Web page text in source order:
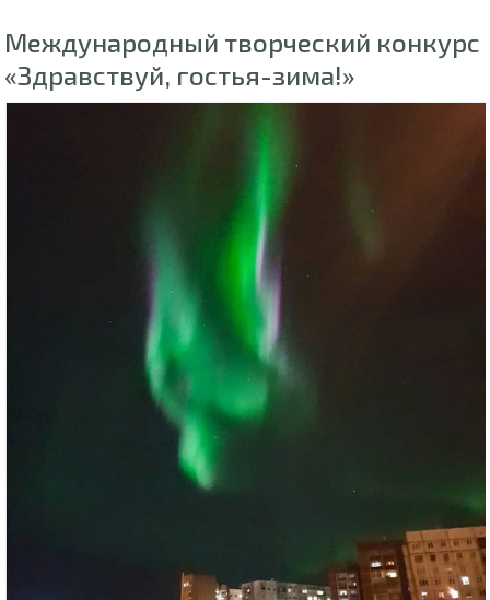
Международный творческий конкурс
«Здравствуй, гостья-зима!»